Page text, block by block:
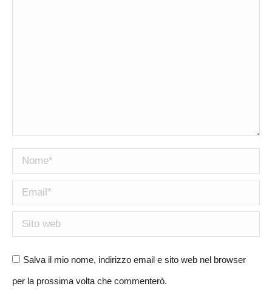
Nome *
Email *
Sito web
Salva il mio nome, indirizzo email e sito web nel browser
per la prossima volta che commenterò.